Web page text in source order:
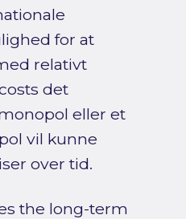
for at
relativt
det
eller et
vil kunne
over tid.
the long-term